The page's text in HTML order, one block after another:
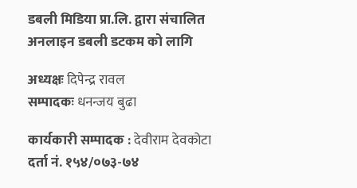
डबली मिडिया प्रा.लि. द्वारा संचालित
अनलाइन डबली डटकम को लागि
अध्यक्षःदिपेन्द्र रावल
सम्पादकःधनन्‍जय बुढा
कार्यकारी सम्पादक :देवीराम देवकोटा
दर्ता नं. १५४/०७३-७४